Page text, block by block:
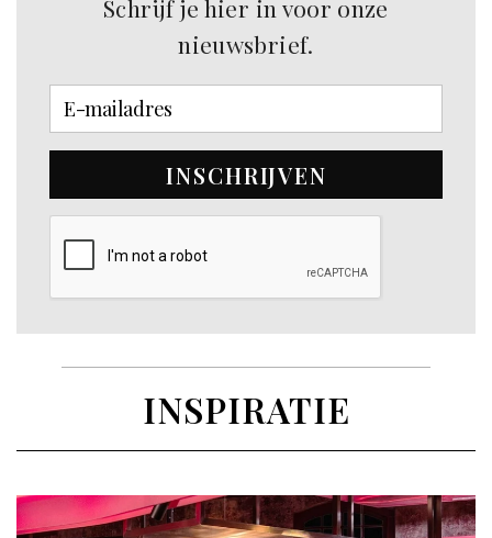
Schrijf je hier in voor onze
nieuwsbrief.
INSCHRIJVEN
INSPIRATIE